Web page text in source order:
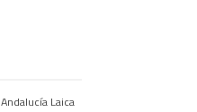
Andalucía Laica